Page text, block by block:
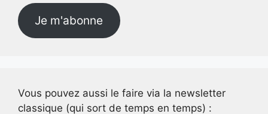
Je m'abonne
Vous pouvez aussi le faire via la newsletter
classique (qui sort de temps en temps) :